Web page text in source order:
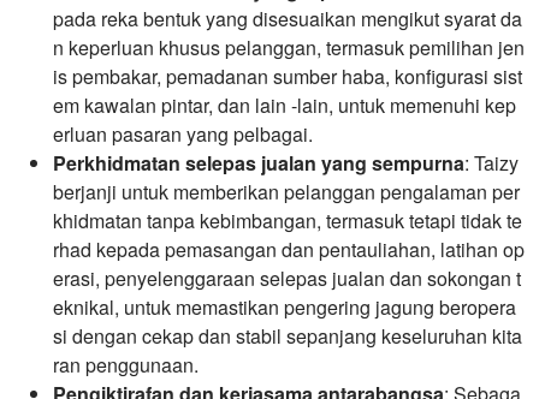
pada reka bentuk yang disesuaikan mengikut syarat da
n keperluan khusus pelanggan, termasuk pemilihan jen
is pembakar, pemadanan sumber haba, konfigurasi sist
em kawalan pintar, dan lain -lain, untuk memenuhi kep
erluan pasaran yang pelbagai.
Perkhidmatan selepas jualan yang sempurna: Taizy
berjanji untuk memberikan pelanggan pengalaman per
khidmatan tanpa kebimbangan, termasuk tetapi tidak te
rhad kepada pemasangan dan pentauliahan, latihan op
erasi, penyelenggaraan selepas jualan dan sokongan t
eknikal, untuk memastikan pengering jagung beropera
si dengan cekap dan stabil sepanjang keseluruhan kita
ran penggunaan.